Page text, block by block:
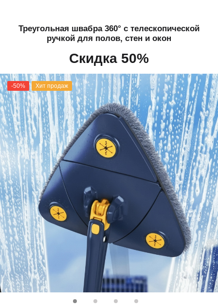
Треугольная швабра 360° с телескопической
ручкой для полов, стен и окон
Скидка 50%
-50% Хит продаж